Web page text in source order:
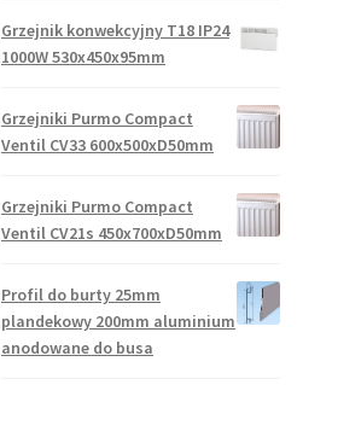
Grzejnik konwekcyjny T18 IP24
1000W 530x450x95mm
Grzejniki Purmo Compact
Ventil CV33 600x500xD50mm
Grzejniki Purmo Compact
Ventil CV21s 450x700xD50mm
Profil do burty 25mm
plandekowy 200mm aluminium
anodowane do busa